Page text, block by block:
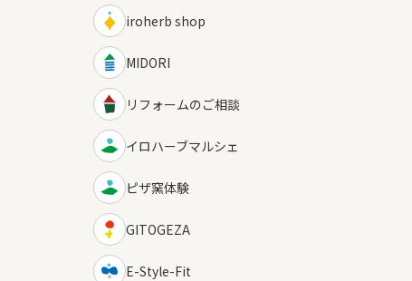
iroherb shop
MIDORI
リフォームのご相談
イロハーブマルシェ
ピザ窯体験
GITOGEZA
E-Style-Fit